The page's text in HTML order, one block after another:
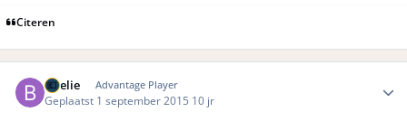
Citeren
Boelie Advantage Player
Geplaatst 1 september 2015 10 jr